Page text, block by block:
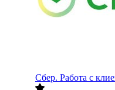
Сбер. Работа с